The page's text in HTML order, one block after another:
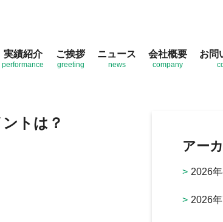
実績紹介
performance
ご挨拶
greeting
ニュース
news
会社概要
company
お問
トは？
アー
2026年
2026年